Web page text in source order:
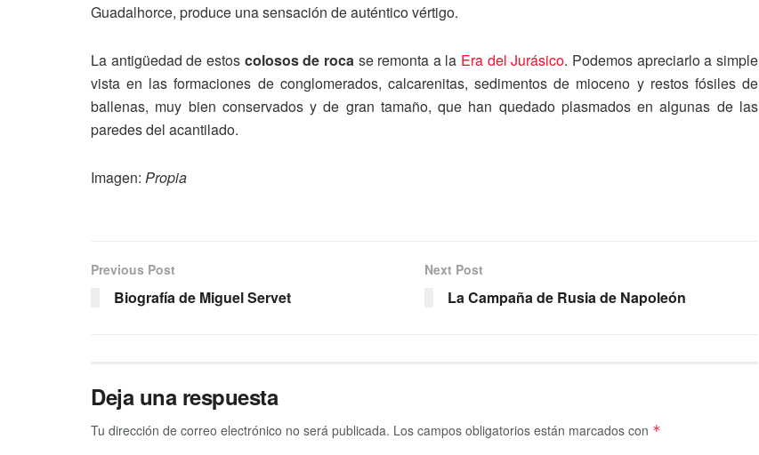
Guadalhorce, produce una sensación de auténtico vértigo.
La antigüedad de estos colosos de rocase remonta a la Era del Jurásico. Podemos apreciarlo a simple
vista en las formaciones de conglomerados, calcarenitas, sedimentos de mioceno y restos fósiles de
ballenas, muy bien conservados y de gran tamaño, que han quedado plasmados en algunas de las
paredes del acantilado.
Imagen: Propia
Previous Post
Biografía de Miguel Servet
Next Post
La Campaña de Rusia de Napoleón
Deja una respuesta
Tu dirección de correo electrónico no será publicada. Los campos obligatorios están marcados con *